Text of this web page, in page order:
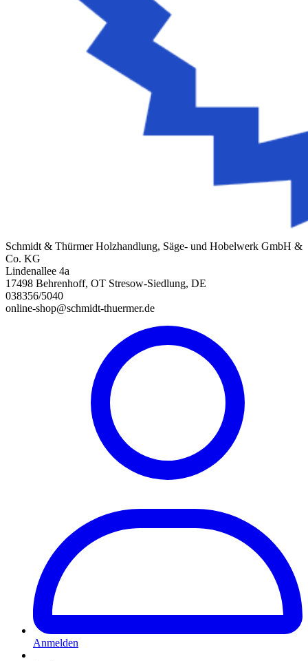
Schmidt & Thürmer Holzhandlung, Säge- und Hobelwerk GmbH &
Co. KG
Lindenallee 4a
17498 Behrenhoff, OT Stresow-Siedlung, DE
038356/5040
online-shop@schmidt-thuermer.de
Anmelden